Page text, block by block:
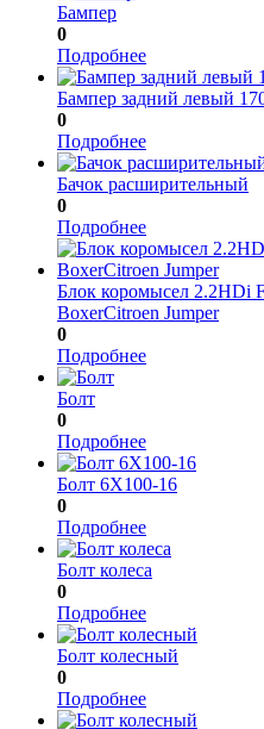
Бампер
0
Подробнее
Бампер задний левый
0
Подробнее
Бачок расширительный
0
Подробнее
Блок коромысел 2.2HDi
BoxerCitroen Jumper
0
Подробнее
Болт
0
Подробнее
Болт 6X100-16
0
Подробнее
Болт колеса
0
Подробнее
Болт колесный
0
Подробнее